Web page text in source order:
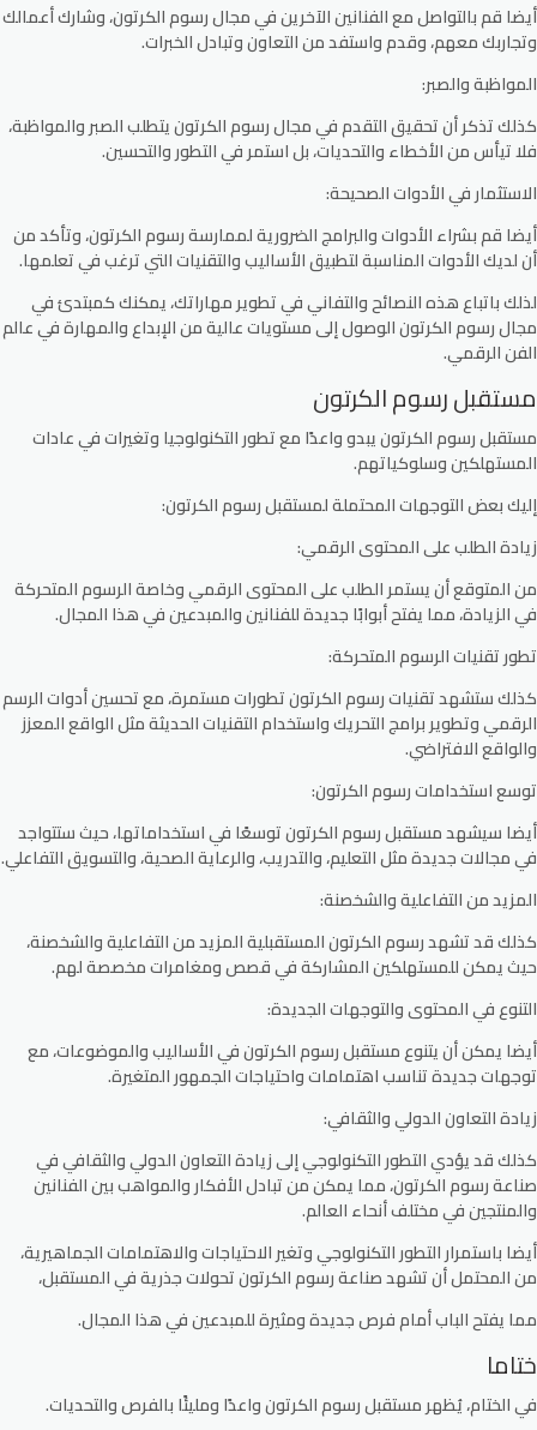
أيضا قم بالتواصل مع الفنانين الآخرين في مجال رسوم الكرتون، وشارك أعمالك
وتجاربك معهم، وقدم واستفد من التعاون وتبادل الخبرات.
المواظبة والصبر:
كذلك تذكر أن تحقيق التقدم في مجال رسوم الكرتون يتطلب الصبر والمواظبة،
فلا تيأس من الأخطاء والتحديات، بل استمر في التطور والتحسين.
الاستثمار في الأدوات الصحيحة:
أيضا قم بشراء الأدوات والبرامج الضرورية لممارسة رسوم الكرتون، وتأكد من
أن لديك الأدوات المناسبة لتطبيق الأساليب والتقنيات التي ترغب في تعلمها.
لذلك باتباع هذه النصائح والتفاني في تطوير مهاراتك، يمكنك كمبتدئ في
مجال رسوم الكرتون الوصول إلى مستويات عالية من الإبداع والمهارة في عالم
الفن الرقمي.
مستقبل رسوم الكرتون
مستقبل رسوم الكرتون يبدو واعدًا مع تطور التكنولوجيا وتغيرات في عادات
المستهلكين وسلوكياتهم.
إليك بعض التوجهات المحتملة لمستقبل رسوم الكرتون:
زيادة الطلب على المحتوى الرقمي:
من المتوقع أن يستمر الطلب على المحتوى الرقمي وخاصة الرسوم المتحركة
في الزيادة، مما يفتح أبوابًا جديدة للفنانين والمبدعين في هذا المجال.
تطور تقنيات الرسوم المتحركة:
كذلك ستشهد تقنيات رسوم الكرتون تطورات مستمرة، مع تحسين أدوات الرسم
الرقمي وتطوير برامج التحريك واستخدام التقنيات الحديثة مثل الواقع المعزز
والواقع الافتراضي.
توسع استخدامات رسوم الكرتون:
أيضا سيشهد مستقبل رسوم الكرتون توسعًا في استخداماتها، حيث ستتواجد
في مجالات جديدة مثل التعليم، والتدريب، والرعاية الصحية، والتسويق التفاعلي.
المزيد من التفاعلية والشخصنة:
كذلك قد تشهد رسوم الكرتون المستقبلية المزيد من التفاعلية والشخصنة،
حيث يمكن للمستهلكين المشاركة في قصص ومغامرات مخصصة لهم.
التنوع في المحتوى والتوجهات الجديدة:
أيضا يمكن أن يتنوع مستقبل رسوم الكرتون في الأساليب والموضوعات، مع
توجهات جديدة تناسب اهتمامات واحتياجات الجمهور المتغيرة.
زيادة التعاون الدولي والثقافي:
كذلك قد يؤدي التطور التكنولوجي إلى زيادة التعاون الدولي والثقافي في
صناعة رسوم الكرتون، مما يمكن من تبادل الأفكار والمواهب بين الفنانين
والمنتجين في مختلف أنحاء العالم.
أيضا باستمرار التطور التكنولوجي وتغير الاحتياجات والاهتمامات الجماهيرية،
من المحتمل أن تشهد صناعة رسوم الكرتون تحولات جذرية في المستقبل،
مما يفتح الباب أمام فرص جديدة ومثيرة للمبدعين في هذا المجال.
ختاما
في الختام، يُظهر مستقبل رسوم الكرتون واعدًا ومليئًا بالفرص والتحديات.